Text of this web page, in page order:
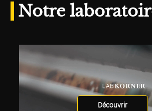
Notre
Découvrir